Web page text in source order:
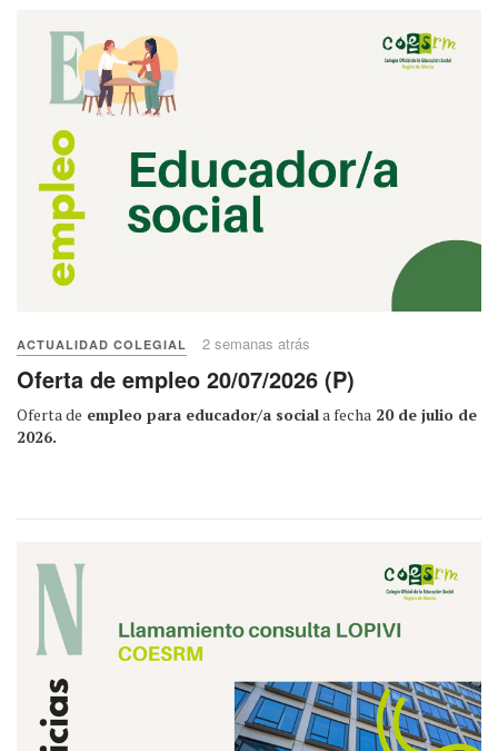
ACTUALIDAD COLEGIAL 2 semanas atrás
Oferta de empleo 20/07/2026 (P)
Oferta de empleo para educador/a sociala fecha 20 de julio de
2026.